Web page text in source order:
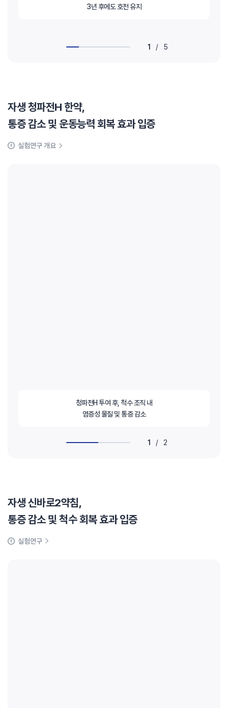
3년 후에도 호전 유지
1 / 5
자생 청파전H 한약,
통증 감소 및 운동능력 회복 효과 입증
실험연구 개요
청파전H 투여 후, 척수 조직 내
염증성 물질 및 통증 감소
1 / 2
자생 신바로2약침,
통증 감소 및 척수 회복 효과 입증
실험연구